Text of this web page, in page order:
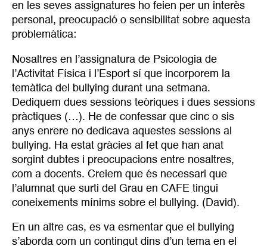
en les seves assignatures ho feien per un interès
personal, preocupació o sensibilitat sobre aquesta
problemàtica:
Nosaltres en l’assignatura de Psicologia de
l’Activitat Física i l’Esport sí que incorporem la
temàtica del bullying durant una setmana.
Dediquem dues sessions teòriques i dues sessions
pràctiques (…). He de confessar que cinc o sis
anys enrere no dedicava aquestes sessions al
bullying. Ha estat gràcies al fet que han anat
sorgint dubtes i preocupacions entre nosaltres,
com a docents. Creiem que és necessari que
l’alumnat que surti del Grau en CAFE tingui
coneixements mínims sobre el bullying. (David).
En un altre cas, es va esmentar que el bullying
s’aborda com un contingut dins d’un tema en el